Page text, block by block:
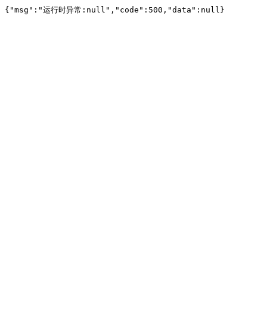
{"msg":"运行时异常:null","code":500,"data":null}